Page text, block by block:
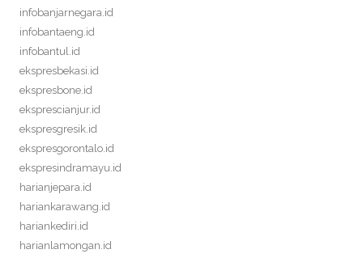
infobanjarnegara.id
infobantaeng.id
infobantul.id
ekspresbekasi.id
ekspresbone.id
eksprescianjur.id
ekspresgresik.id
ekspresgorontalo.id
ekspresindramayu.id
harianjepara.id
hariankarawang.id
hariankediri.id
harianlamongan.id